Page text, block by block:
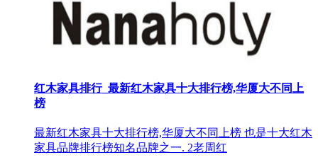
红木家具排行_最新红木家具十大排行榜,华厦大不同上
榜
最新红木家具十大排行榜,华厦大不同上榜 也是十大红木
家具品牌排行榜知名品牌之一. 2老周红